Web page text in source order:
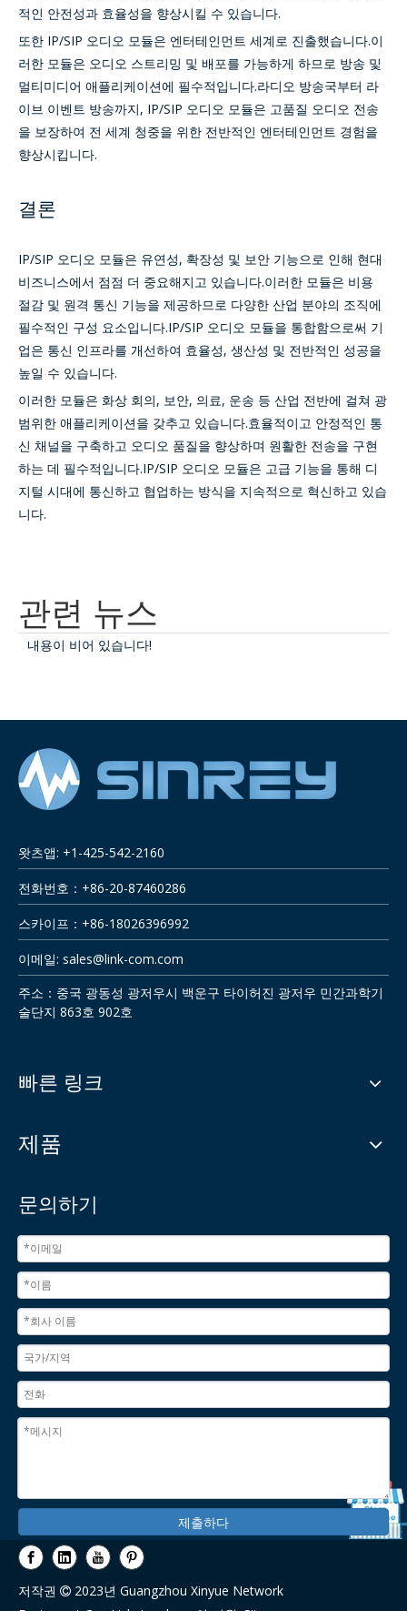
적인 안전성과 효율성을 향상시킬 수 있습니다.
또한 IP/SIP 오디오 모듈은 엔터테인먼트 세계로 진출했습니다.이
러한 모듈은 오디오 스트리밍 및 배포를 가능하게 하므로 방송 및
멀티미디어 애플리케이션에 필수적입니다.라디오 방송국부터 라
이브 이벤트 방송까지, IP/SIP 오디오 모듈은 고품질 오디오 전송
을 보장하여 전 세계 청중을 위한 전반적인 엔터테인먼트 경험을
향상시킵니다.
결론
IP/SIP 오디오 모듈은 유연성, 확장성 및 보안 기능으로 인해 현대
비즈니스에서 점점 더 중요해지고 있습니다.이러한 모듈은 비용
절감 및 원격 통신 기능을 제공하므로 다양한 산업 분야의 조직에
필수적인 구성 요소입니다.IP/SIP 오디오 모듈을 통합함으로써 기
업은 통신 인프라를 개선하여 효율성, 생산성 및 전반적인 성공을
높일 수 있습니다.
이러한 모듈은 화상 회의, 보안, 의료, 운송 등 산업 전반에 걸쳐 광
범위한 애플리케이션을 갖추고 있습니다.효율적이고 안정적인 통
신 채널을 구축하고 오디오 품질을 향상하며 원활한 전송을 구현
하는 데 필수적입니다.IP/SIP 오디오 모듈은 고급 기능을 통해 디
지털 시대에 통신하고 협업하는 방식을 지속적으로 혁신하고 있습
니다.
관련 뉴스
내용이 비어 있습니다!
왓츠앱: +1-425-542-2160
전화번호：+86-20-87460286
스카이프：+86-18026396992
이메일: sales@link-com.com
주소：중국 광동성 광저우시 백운구 타이허진 광저우 민간과학기
술단지 863호 902호
빠른 링크
제품
문의하기
제출하다
저작권  2023년 Guangzhou Xinyue Network